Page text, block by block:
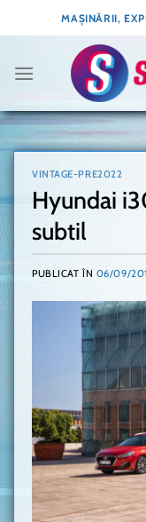
to
MAȘINĂRII,
VINTAGE-PRE2022
Hyundai
subtil
PUBLICAT ÎN 06/09/